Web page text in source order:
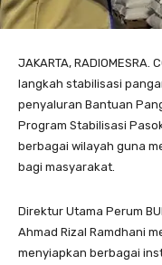
JAKARTA,
langkah stabilisasi
penyaluran Bantuan
Program Stabilisasi
berbagai wilayah guna
bagi masyarakat.
Direktur Utama Perum
Ahmad Rizal Ramdhani
menyiapkan berbagai